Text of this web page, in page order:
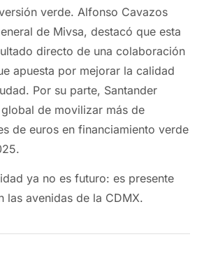
verde. Alfonso Cavazos
de Mivsa, destacó que esta
directo de una colaboración
apuesta por mejorar la calidad
Por su parte, Santander
de movilizar más de
de euros en financiamiento verde
ya no es futuro: es presente
las avenidas de la CDMX.